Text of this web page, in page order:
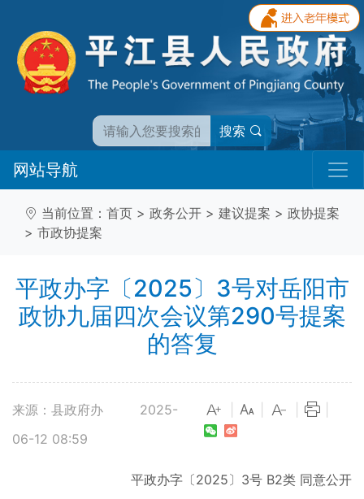
搜索
网站导航
当前位置： 首页 > 政务公开 > 建议提案 > 政协提案
> 市政协提案
平政办字〔2025〕3号对岳阳市
政协九届四次会议第290号提案
的答复
来源：县政府办
2025-
06-12 08:59
平政办字〔2025〕3号 B2类 同意公开